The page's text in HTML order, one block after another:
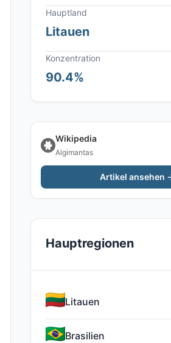
Hauptland
Litauen
Konzentration
90.4%
Wikipedia
Algimantas
Artikel ansehen
Hauptregionen
Litauen
Brasilien